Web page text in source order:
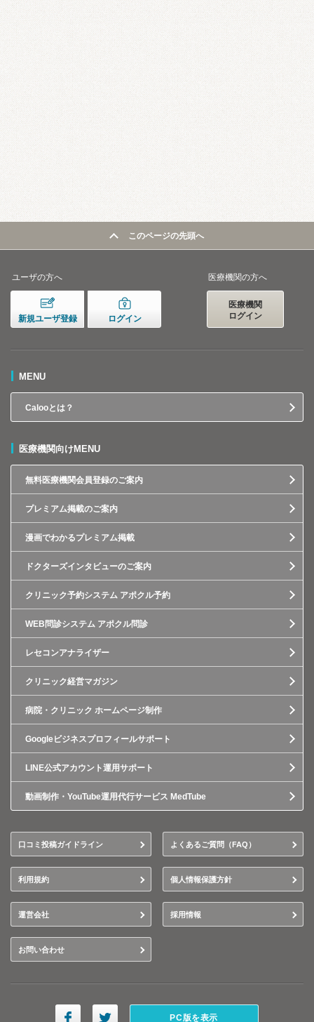
このページの先頭へ
ユーザの方へ
新規ユーザ登録 ログイン
医療機関の方へ
医療機関
ログイン
MENU
Calooとは？
医療機関向けMENU
無料医療機関会員登録のご案内
プレミアム掲載のご案内
漫画でわかるプレミアム掲載
ドクターズインタビューのご案内
クリニック予約システム アポクル予約
WEB問診システム アポクル問診
レセコンアナライザー
クリニック経営マガジン
病院・クリニック ホームページ制作
Googleビジネスプロフィールサポート
LINE公式アカウント運用サポート
動画制作・YouTube運用代行サービス MedTube
口コミ投稿ガイドライン よくあるご質問（FAQ）
利用規約 個人情報保護方針
運営会社 採用情報
お問い合わせ
PC版を表示